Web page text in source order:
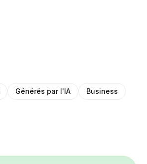
Générés par l'IA
Business